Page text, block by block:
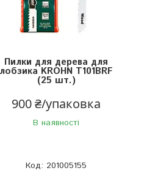
Пилки для дерева для
лобзика KROHN T101BRF
(25 шт.)
900 ₴/упаковка
В наявності
201005155